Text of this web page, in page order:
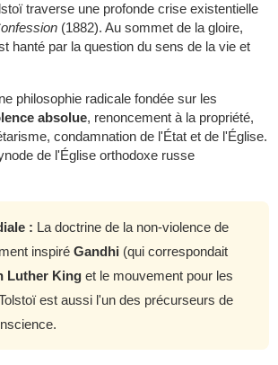
traverse une profonde crise existentielle
(1882). Au sommet de la gloire,
hanté par la question du sens de la vie et
philosophie radicale fondée sur les
absolue, renoncement à la propriété,
condamnation de l'État et de l'Église.
de l'Église orthodoxe russe
: La doctrine de la non-violence de
inspiré Gandhi (qui correspondait
Luther King et le mouvement pour les
est aussi l'un des précurseurs de